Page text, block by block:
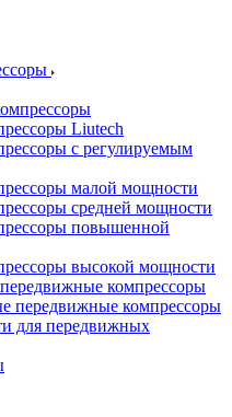
Liutech
с регулируемым
малой мощности
средней мощности
повышенной
высокой мощности
компрессоры
передвижные компрессоры
для передвижных